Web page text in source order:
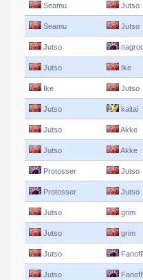
Seamu Jutso
Seamu Jutso
Jutso
Jutso Ike
Ike Jutso
Jutso kaitai
Jutso Akke
Jutso Akke
Protosser Jutso
Protosser Jutso
Jutso grim
Jutso grim
Jutso
Jutso